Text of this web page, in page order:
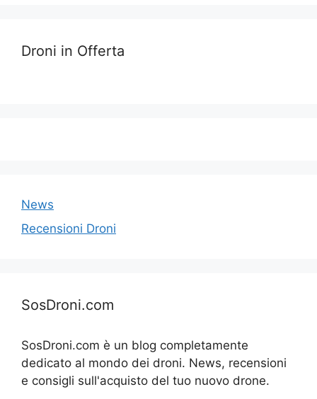
Droni in Offerta
News
Recensioni Droni
SosDroni.com
SosDroni.com è un blog completamente
dedicato al mondo dei droni. News, recensioni
e consigli sull'acquisto del tuo nuovo drone.